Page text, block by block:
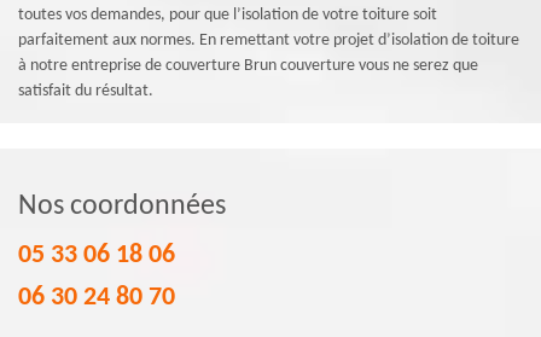
toutes vos demandes, pour que l’isolation de votre toiture soit
parfaitement aux normes. En remettant votre projet d’isolation de toiture
à notre entreprise de couverture Brun couverture vous ne serez que
satisfait du résultat.
Nos coordonnées
05 33 06 18 06
06 30 24 80 70